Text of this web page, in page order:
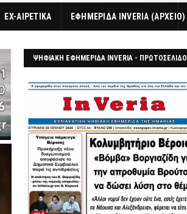
EX-ΑΙΡΕΤΙΚΑ ΕΦΗΜΕΡΙΔΑ INVERIA (ΑΡΧΕΙΟ)
ΨΗΦΙΑΚΗ ΕΦΗΜΕΡΙΔΑ INVERIA - ΠΡΩΤΟΣΕΛΙΔΟ